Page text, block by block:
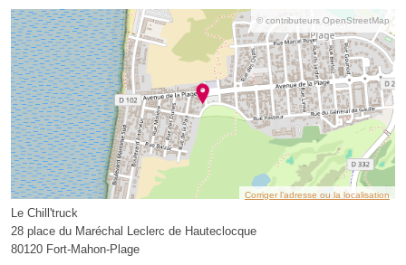
© contributeurs OpenStreetMap
Corriger l’adresse ou la localisation
Le Chill'truck
28 place du Maréchal Leclerc de Hauteclocque
80120 Fort-Mahon-Plage